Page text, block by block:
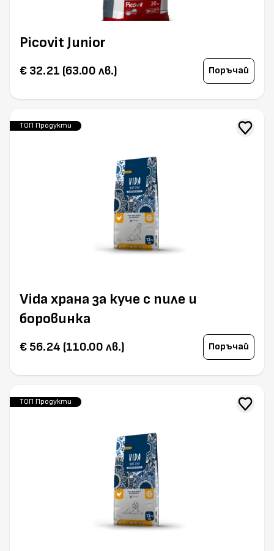
Picovit Junior
€ 32.21 (63.00 лв.) Поръчай
Vida храна за куче с пиле и
боровинка
ТОП Продукти
€ 56.24 (110.00 лв.) Поръчай
ТОП Продукти